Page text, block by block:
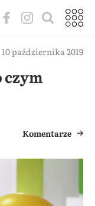
10 października 2019
czym
Komentarze